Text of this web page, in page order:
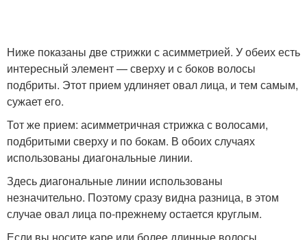
Ниже показаны две стрижки с асимметрией. У обеих есть
интересный элемент — сверху и с боков волосы
подбриты. Этот прием удлиняет овал лица, и тем самым,
сужает его.
Тот же прием: асимметричная стрижка с волосами,
подбритыми сверху и по бокам. В обоих случаях
использованы диагональные линии.
Здесь диагональные линии использованы
незначительно. Поэтому сразу видна разница, в этом
случае овал лица по-прежнему остается круглым.